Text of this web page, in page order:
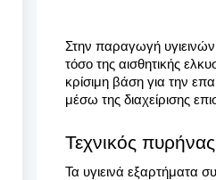
Στην παραγωγή
τόσο της αισθητικής
κρίσιμη βάση για την
μέσω της διαχείρισης
Τεχνικός
Τα υγιεινά εξαρτήματα